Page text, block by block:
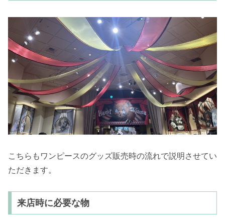
こちらもワンピースのグッズ販売時の流れで説明させてい
ただきます。
来店時に必要な物